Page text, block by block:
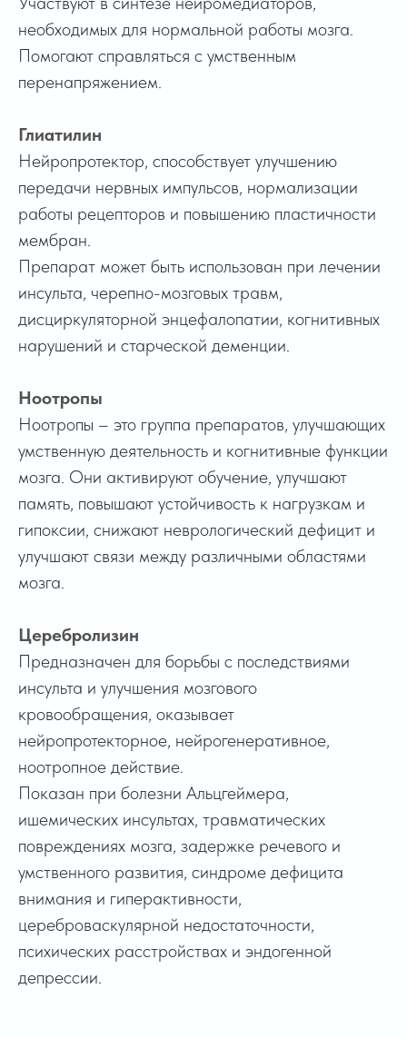
необходимых для нормальной работы мозга.
Помогают справляться с умственным
перенапряжением.
Глиатилин
Нейропротектор, способствует улучшению
передачи нервных импульсов, нормализации
работы рецепторов и повышению пластичности
мембран.
Препарат может быть использован при лечении
инсульта, черепно-мозговых травм,
дисциркуляторной энцефалопатии, когнитивных
нарушений и старческой деменции.
Ноотропы
Ноотропы – это группа препаратов, улучшающих
умственную деятельность и когнитивные функции
мозга. Они активируют обучение, улучшают
память, повышают устойчивость к нагрузкам и
гипоксии, снижают неврологический дефицит и
улучшают связи между различными областями
мозга.
Церебролизин
Предназначен для борьбы с последствиями
инсульта и улучшения мозгового
кровообращения, оказывает
нейропротекторное, нейрогенеративное,
ноотропное действие.
Показан при болезни Альцгеймера,
ишемических инсультах, травматических
повреждениях мозга, задержке речевого и
умственного развития, синдроме дефицита
внимания и гиперактивности,
цереброваскулярной недостаточности,
психических расстройствах и эндогенной
депрессии.